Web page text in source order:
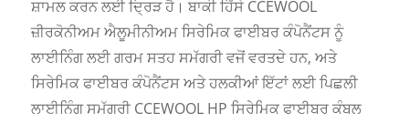
ਸ਼ਾਮਲ ਕਰਨ ਲਈ ਦ੍ਰਿੜ ਹੈ। ਬਾਕੀ ਹਿੱਸੇ CCEWOOL
ਜ਼ੀਰਕੋਨੀਅਮ ਐਲੂਮੀਨੀਅਮ ਸਿਰੇਮਿਕ ਫਾਈਬਰ ਕੰਪੋਨੈਂਟਸ ਨੂੰ
ਲਾਈਨਿੰਗ ਲਈ ਗਰਮ ਸਤਹ ਸਮੱਗਰੀ ਵਜੋਂ ਵਰਤਦੇ ਹਨ, ਅਤੇ
ਸਿਰੇਮਿਕ ਫਾਈਬਰ ਕੰਪੋਨੈਂਟਸ ਅਤੇ ਹਲਕੀਆਂ ਇੱਟਾਂ ਲਈ ਪਿਛਲੀ
ਲਾਈਨਿੰਗ ਸਮੱਗਰੀ CCEWOOL HP ਸਿਰੇਮਿਕ ਫਾਈਬਰ ਕੰਬਲ